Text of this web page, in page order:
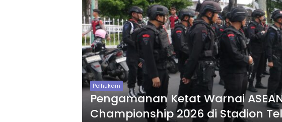
Polhukam
Pengamanan Ketat Warnai
Championship 2026 di Stadion